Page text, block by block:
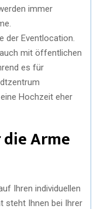
immer
der Eventlocation.
mit öffentlichen
es für
Hochzeit eher
Arme
Ihren individuellen
steht Ihnen bei Ihrer